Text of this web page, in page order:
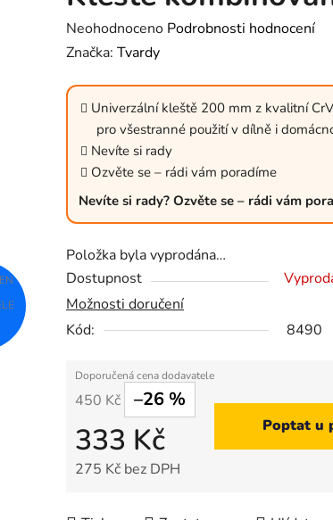
Průměrné
hodnocení
je
hvězdiček.
Neohodnoceno Podrobnosti hodnocení
Značka: Tvardy
Univerzální kleště 200 mm z kvalitní
pro všestranné použití v dílně i
Nevíte si rady
Ozvěte se – rádi vám poradíme
Nevíte si rady? Ozvěte se – rádi vám
Položka byla vyprodána…
Dostupnost
Možnosti doručení
Kód:
8490
450 Kč –26 %
333 Kč
275 Kč bez DPH
Poptat u